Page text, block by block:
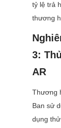
tỷ lệ trả
thương
3:
AR
Thương
Ban sử
dụng